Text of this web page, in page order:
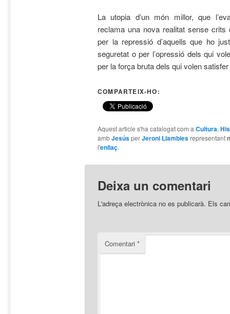
La utopia d’un món millor, que
reclama una nova realitat sense
per la repressió d’aquells que ho
seguretat o per l’opressió dels qui
per la força bruta dels qui volen
COMPARTEIX-HO:
Aquest article s'ha catalogat com a Cultura,
ambJesúsperJeroni Llambiesrepresentant
l'enllaç.
Deixa un comentari
L'adreça electrònica no es publicarà. Els
Comentari *